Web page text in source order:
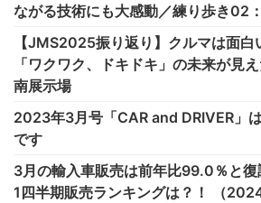
ながる技術にも大感動／練り歩き02
【JMS2025振り返り】クルマは面白
「ワクワク、ドキドキ」の未来が見
南展示場
2023年3月号「CAR and DRIVER」
です
3月の輸入車販売は前年比99.0％と
1四半期販売ランキングは？！ （